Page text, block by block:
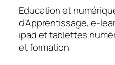
Education et
d'Apprentissage, e-
ipad et tablettes
et formation